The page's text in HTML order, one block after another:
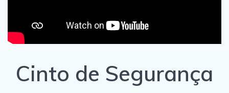
Cinto de Segurança